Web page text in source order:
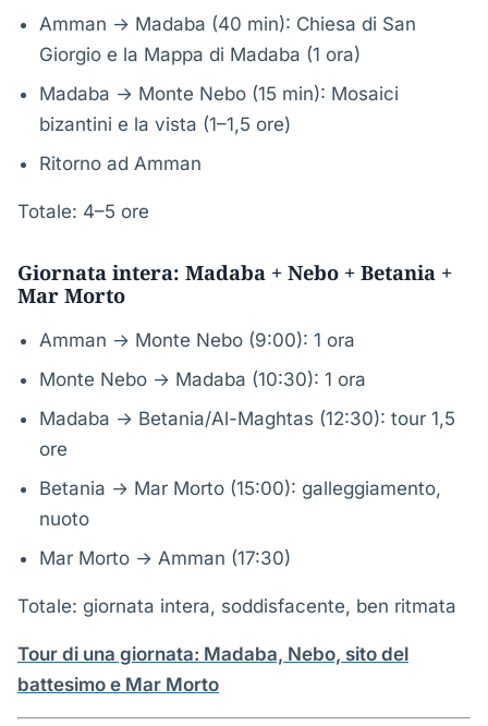
Amman → Madaba (40 min): Chiesa di San
Giorgio e la Mappa di Madaba (1 ora)
Madaba → Monte Nebo (15 min): Mosaici
bizantini e la vista (1–1,5 ore)
Ritorno ad Amman
Totale: 4–5 ore
Giornata intera: Madaba + Nebo + Betania +
Mar Morto
Amman → Monte Nebo (9:00): 1 ora
Monte Nebo → Madaba (10:30): 1 ora
Madaba → Betania/Al-Maghtas (12:30): tour 1,5
ore
Betania → Mar Morto (15:00): galleggiamento,
nuoto
Mar Morto → Amman (17:30)
Totale: giornata intera, soddisfacente, ben ritmata
Tour di una giornata: Madaba, Nebo, sito del
battesimo e Mar Morto